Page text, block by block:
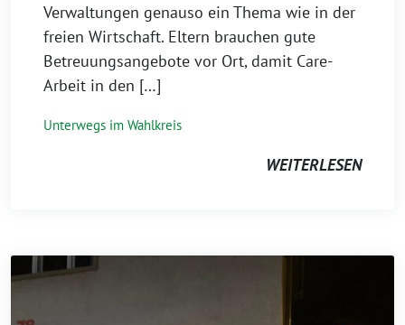
Verwaltungen genauso ein Thema wie in der
freien Wirtschaft. Eltern brauchen gute
Betreuungsangebote vor Ort, damit Care-
Arbeit in den […]
Unterwegs im Wahlkreis
WEITERLESEN